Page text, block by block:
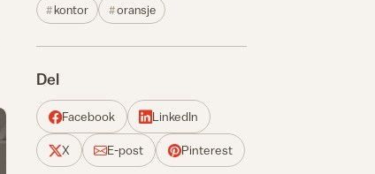
kontor oransje
Del
Facebook LinkedIn
X E-post Pinterest